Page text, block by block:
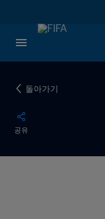
돌아가기
공유